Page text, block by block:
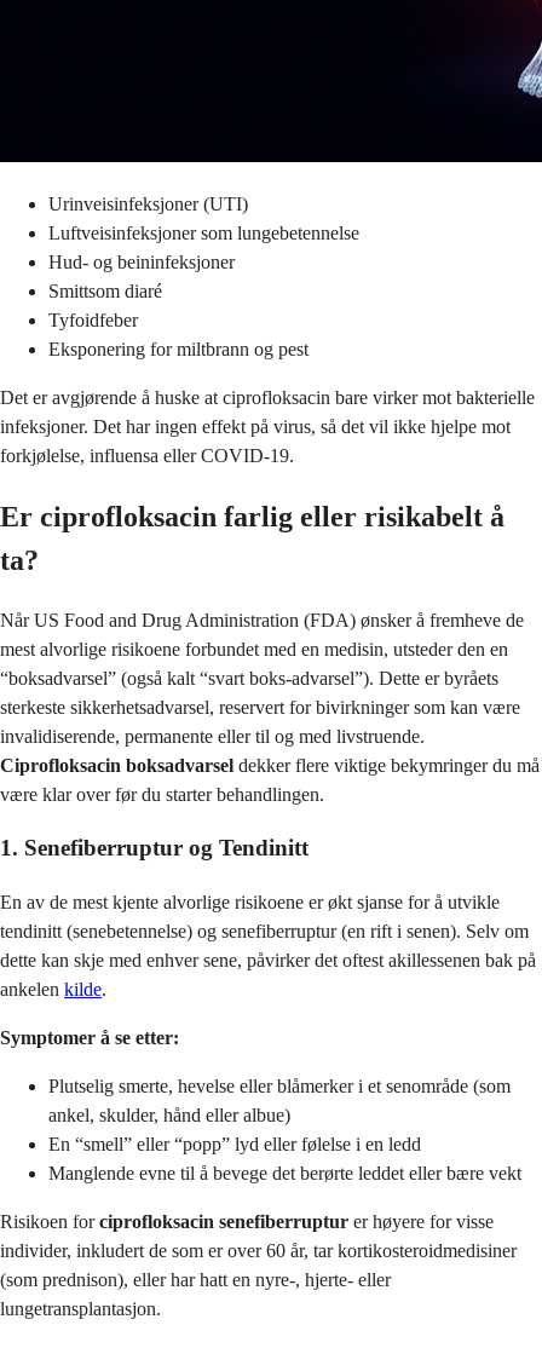
Urinveisinfeksjoner (UTI)
Luftveisinfeksjoner som lungebetennelse
Hud- og beininfeksjoner
Smittsom diaré
Tyfoidfeber
Eksponering for miltbrann og pest
Det er avgjørende å huske at ciprofloksacin bare virker mot bakterielle
infeksjoner. Det har ingen effekt på virus, så det vil ikke hjelpe mot
forkjølelse, influensa eller COVID-19.
Er ciprofloksacin farlig eller risikabelt å
ta?
Når US Food and Drug Administration (FDA) ønsker å fremheve de
mest alvorlige risikoene forbundet med en medisin, utsteder den en
“boksadvarsel” (også kalt “svart boks-advarsel”). Dette er byråets
sterkeste sikkerhetsadvarsel, reservert for bivirkninger som kan være
invalidiserende, permanente eller til og med livstruende.
Ciprofloksacin boksadvarsel dekker flere viktige bekymringer du må
være klar over før du starter behandlingen.
1. Senefiberruptur og Tendinitt
En av de mest kjente alvorlige risikoene er økt sjanse for å utvikle
tendinitt (senebetennelse) og senefiberruptur (en rift i senen). Selv om
dette kan skje med enhver sene, påvirker det oftest akillessenen bak på
ankelen kilde.
Symptomer å se etter:
Plutselig smerte, hevelse eller blåmerker i et senområde (som
ankel, skulder, hånd eller albue)
En “smell” eller “popp” lyd eller følelse i en ledd
Manglende evne til å bevege det berørte leddet eller bære vekt
Risikoen forciprofloksacin senefiberruptur er høyere for visse
individer, inkludert de som er over 60 år, tar kortikosteroidmedisiner
(som prednison), eller har hatt en nyre-, hjerte- eller
lungetransplantasjon.